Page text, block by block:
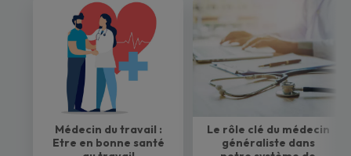
Médecin du travail :
Etre en bonne santé
Le rôle clé du médecin
généraliste dans